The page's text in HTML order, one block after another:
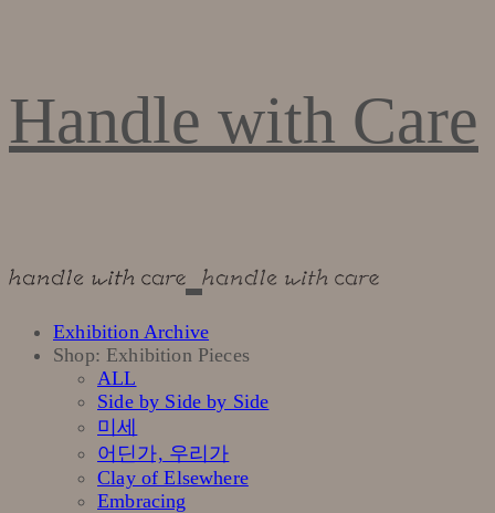
Handle with Care
Exhibition Archive
Shop: Exhibition Pieces
ALL
Side by Side by Side
미세
어딘가, 우리가
Clay of Elsewhere
Embracing